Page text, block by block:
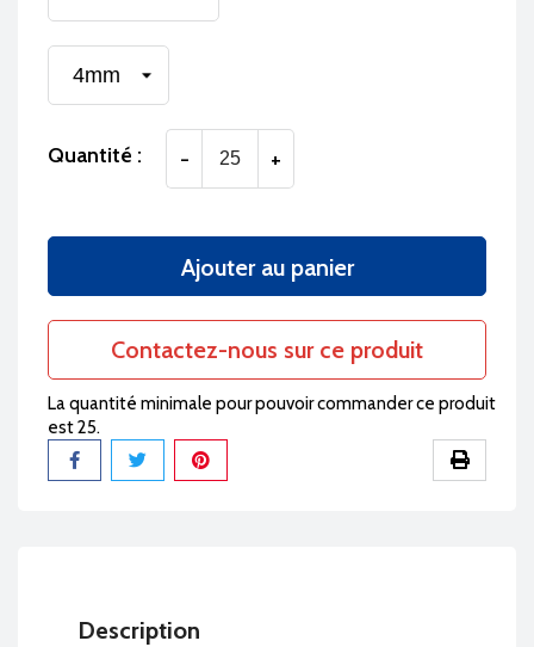
Quantité : - +
Ajouter au panier
Contactez-nous sur ce produit
La quantité minimale pour pouvoir commander ce produit
est 25.
Partager
Description